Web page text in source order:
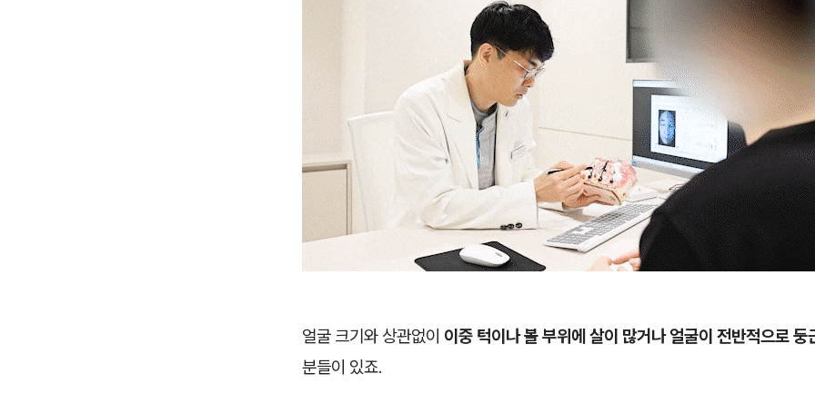
얼굴 크기와 상관없이 이중 턱이나 볼 부위에 살이 많거나 얼굴이 전반적으로 둥
분들이 있죠.